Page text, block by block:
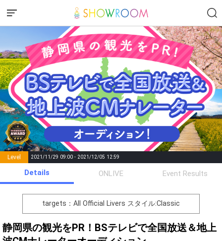
Level 2021/11/29 09:00 - 2021/12/05 12:59
Points List of Goal
number of
positions
Rema
Event Begins!
オリジナルアバター制作権獲
得！
Details ONLIVE Event Results
targets：All Official Livers スタイル:Classic
静岡県の観光をPR！BSテレビで全国放送＆地上